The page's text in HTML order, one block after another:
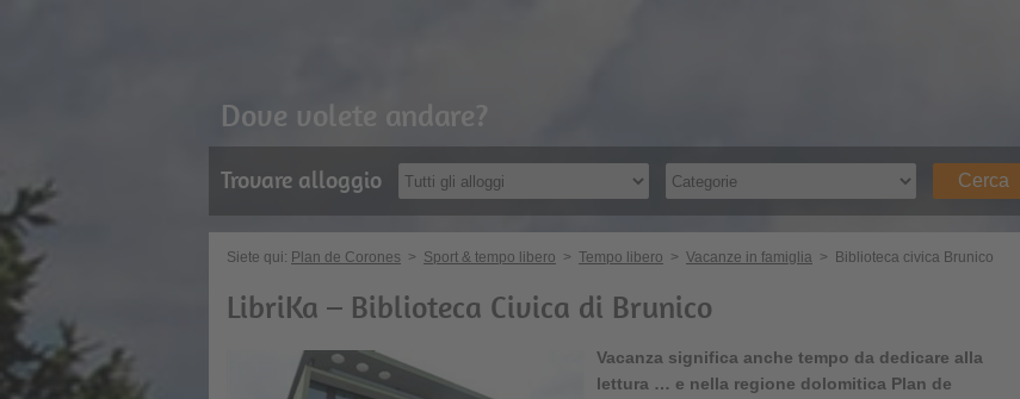
Dove volete andare?
Trovare alloggio Cerca
Siete qui: Plan de Corones > Sport & tempo libero > Tempo libero > Vacanze in famiglia > Biblioteca civica Brunico
LibriKa – Biblioteca Civica di Brunico
Vacanza significa anche tempo da dedicare alla
lettura … e nella regione dolomitica Plan de